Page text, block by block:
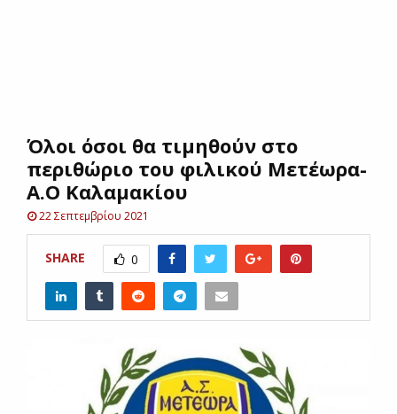
U
Όλοι όσοι θα τιμηθούν στο
περιθώριο του φιλικού Μετέωρα-
Α.Ο Καλαμακίου
22 Σεπτεμβρίου 2021
SHARE 0